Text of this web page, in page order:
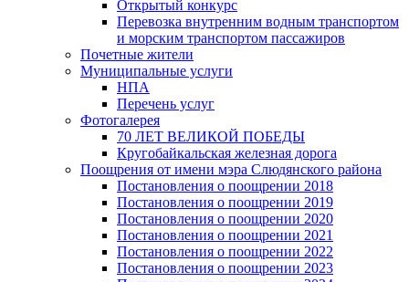
Открытый конкурс
Перевозка внутренним водным транспортом
и морским транспортом пассажиров
Почетные жители
Муниципальные услуги
НПА
Перечень услуг
Фотогалерея
70 ЛЕТ ВЕЛИКОЙ ПОБЕДЫ
Кругобайкальская железная дорога
Поощрения от имени мэра Слюдянского района
Постановления о поощрении 2018
Постановления о поощрении 2019
Постановления о поощрении 2020
Постановления о поощрении 2021
Постановления о поощрении 2022
Постановления о поощрении 2023